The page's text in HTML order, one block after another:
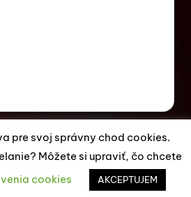
ES Magazín. All rights reserved.
WordPress Theme
pre svoj správny chod cookies.
Môžete si upraviť, čo chcete
cookies AKCEPTUJEM